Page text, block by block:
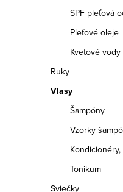
SPF pleťová
Pleťové oleje
Kvetové vody
Ruky
Vlasy
Šampóny
Vzorky
Tonikum
Sviečky